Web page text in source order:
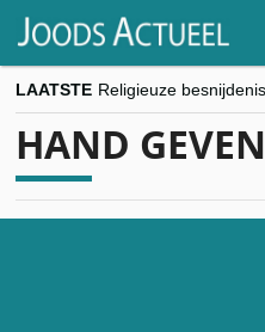
LAATSTE
HAND GEVEN